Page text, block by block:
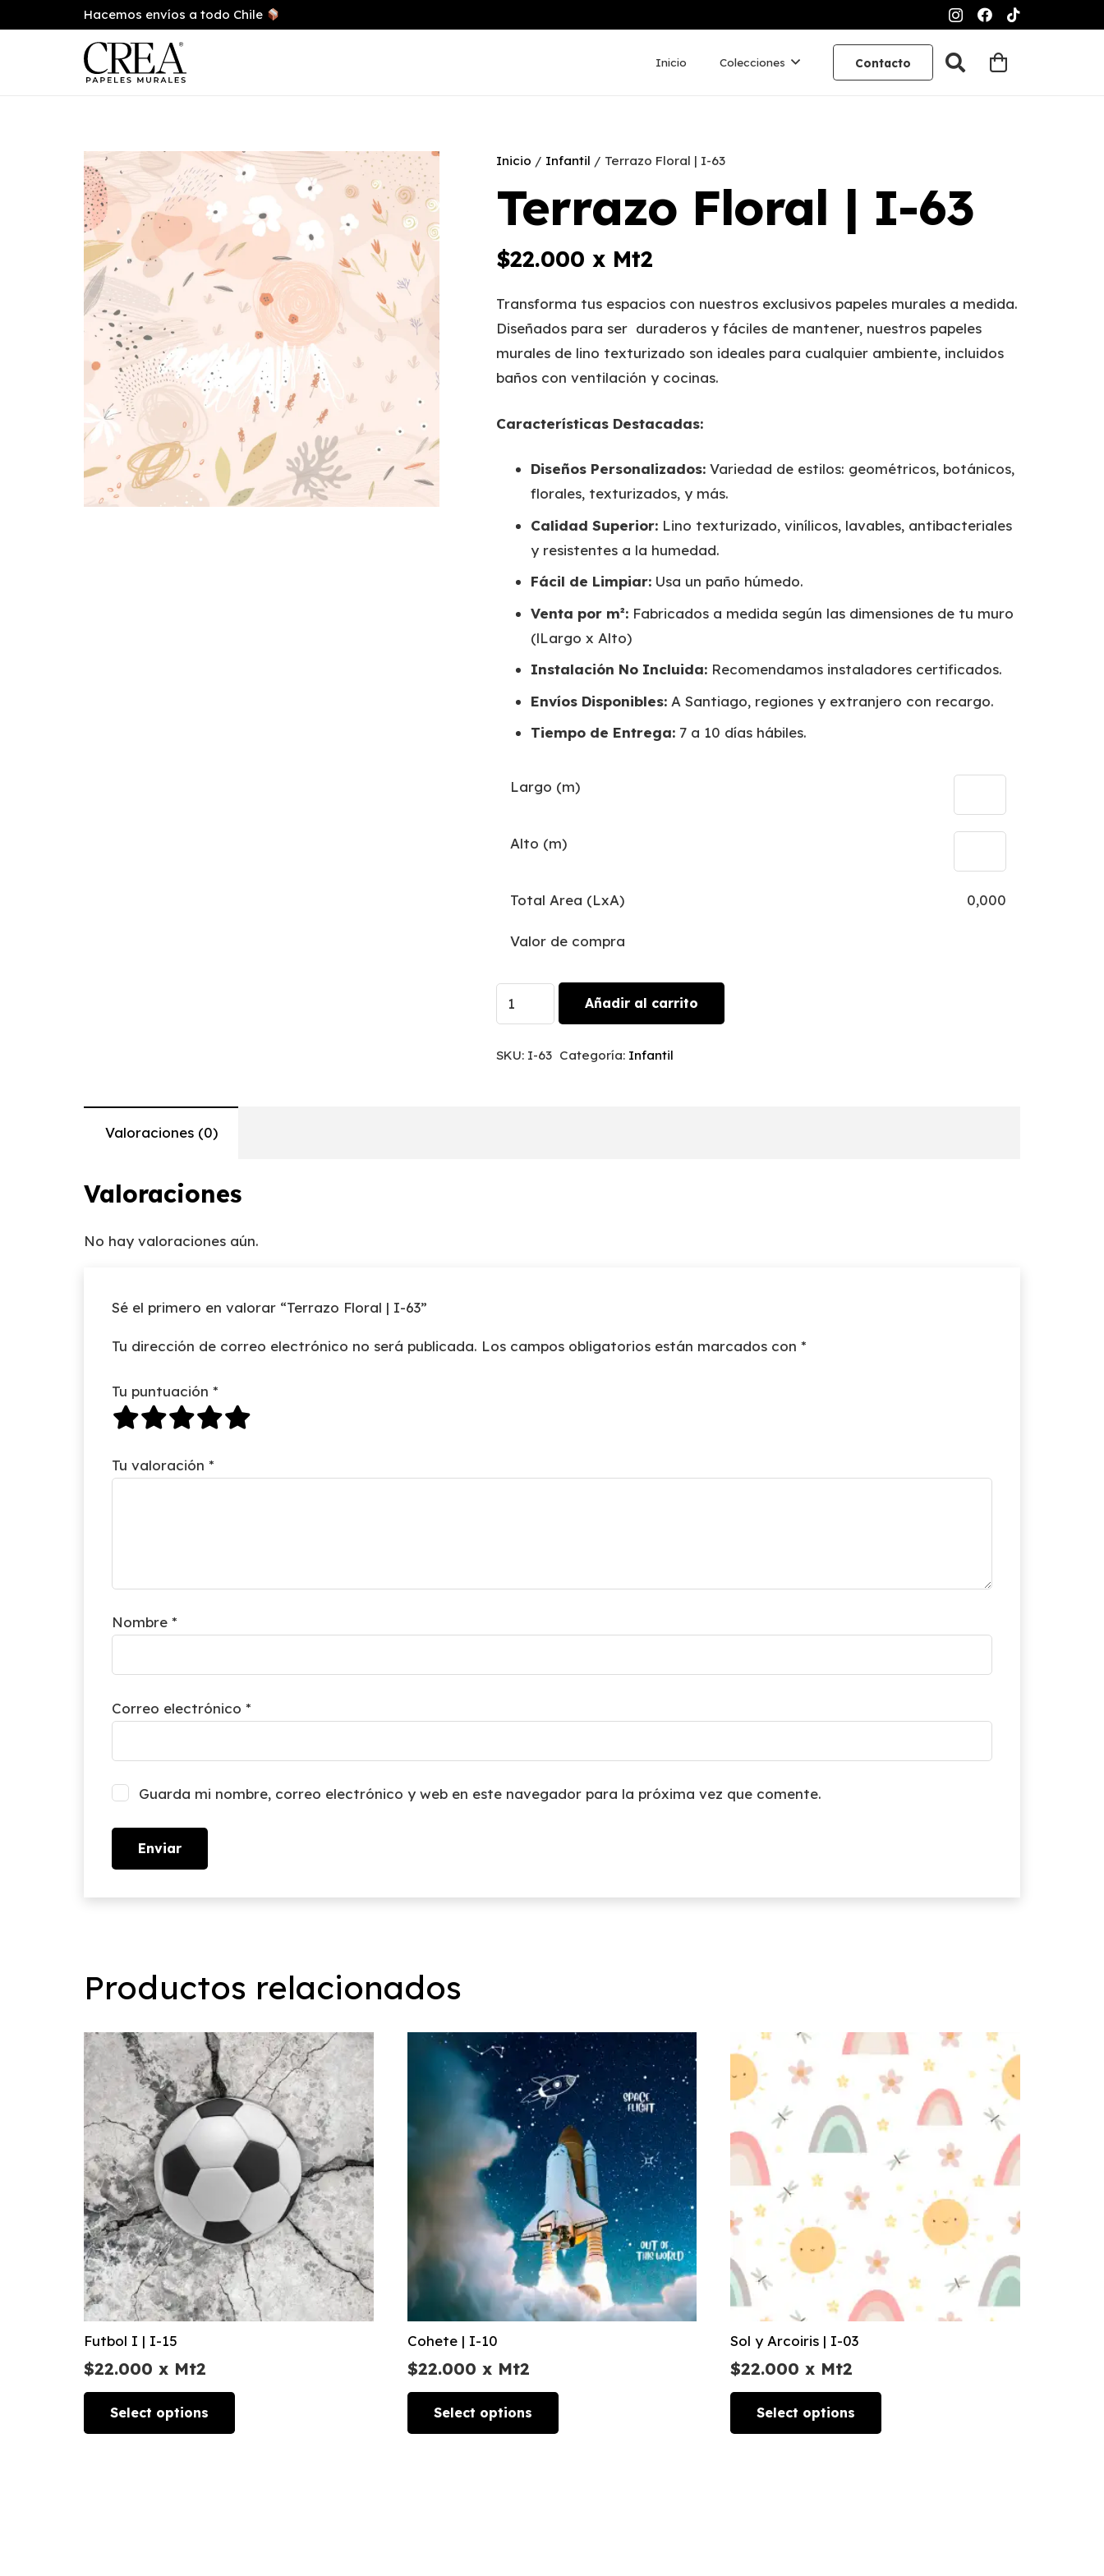
Hacemos envíos a todo Chile
Inicio Colecciones Contacto
Inicio / Infantil / Terrazo Floral | I-63
Terrazo Floral | I-63
$22.000 x Mt2
Transforma tus espacios con nuestros exclusivos papeles murales a medida.
Diseñados para ser duraderos y fáciles de mantener, nuestros papeles
murales de lino texturizado son ideales para cualquier ambiente, incluidos
baños con ventilación y cocinas.
Características Destacadas:
Diseños Personalizados: Variedad de estilos: geométricos, botánicos,
florales, texturizados, y más.
Calidad Superior: Lino texturizado, vinílicos, lavables, antibacteriales
y resistentes a la humedad.
Fácil de Limpiar: Usa un paño húmedo.
Venta por m²: Fabricados a medida según las dimensiones de tu muro
(lLargo x Alto)
Instalación No Incluida: Recomendamos instaladores certificados.
Envíos Disponibles: A Santiago, regiones y extranjero con recargo.
Tiempo de Entrega: 7 a 10 días hábiles.
Largo (m)
Alto (m)
Total Area (LxA) 0,000
Valor de compra
Floral
Añadir al carrito
SKU: I-63 Categoría: Infantil
Valoraciones (0)
Valoraciones
No hay valoraciones aún.
Sé el primero en valorar “Terrazo Floral | I-63”
Tu dirección de correo electrónico no será publicada. Los campos obligatorios están marcados con *
Tu puntuación *
Tu valoración *
Nombre *
Correo electrónico *
Guarda mi nombre, correo electrónico y web en este navegador para la próxima vez que comente.
Productos relacionados
Futbol I | I-15
$22.000 x Mt2
Select options
Cohete | I-10
$22.000 x Mt2
Select options
Sol y Arcoiris | I-03
$22.000 x Mt2
Select options